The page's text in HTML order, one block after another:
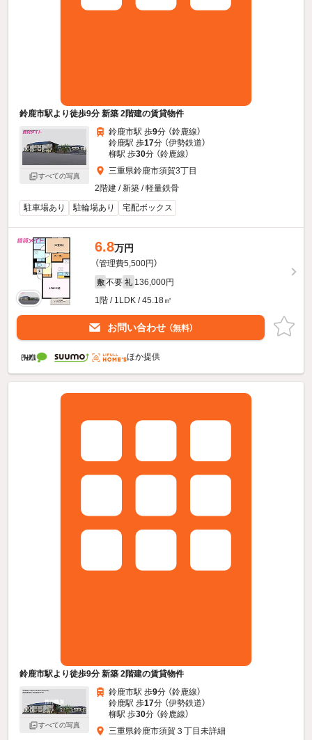
鈴鹿市駅より徒歩9分 新築 2階建の賃貸物件
すべての写真
鈴鹿市駅 歩9分 （鈴鹿線）
鈴鹿駅 歩17分 （伊勢鉄道）
柳駅 歩30分 （鈴鹿線）
三重県鈴鹿市須賀3丁目
2階建 / 新築 / 軽量鉄骨
駐車場あり
駐輪場あり 宅配ボックス
6.8万円
（管理費5,500円）
敷 不要 礼 136,000円
1階 / 1LDK / 45.18㎡
お問い合わせ （無料）
ほか提供
鈴鹿市駅より徒歩9分 新築 2階建の賃貸物件
すべての写真
鈴鹿市駅 歩9分 （鈴鹿線）
鈴鹿駅 歩17分 （伊勢鉄道）
柳駅 歩30分 （鈴鹿線）
三重県鈴鹿市須賀３丁目未詳細